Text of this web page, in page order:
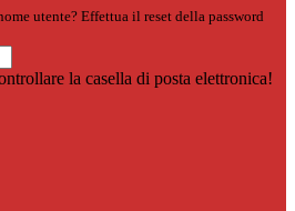
utente? Effettua il reset della password
la casella di posta elettronica!